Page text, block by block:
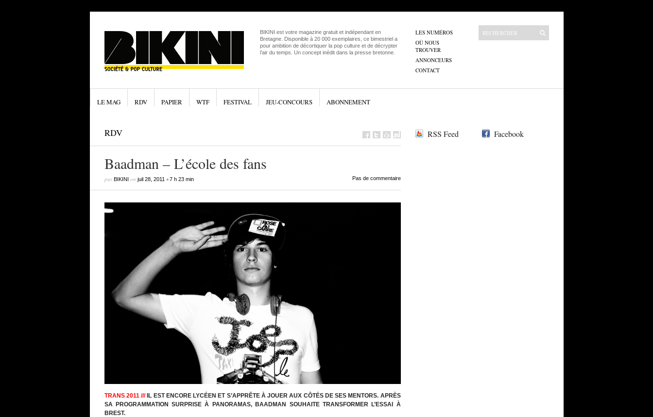
BIKINI est votre magazine gratuit et indépendant en
Bretagne. Disponible à 20 000 exemplaires, ce bimestriel a
pour ambition de décortiquer la pop culture et de décrypter
l’air du temps. Un concept inédit dans la presse bretonne.
LES NUMÉROS
OÙ NOUS
TROUVER
ANNONCEURS
CONTACT
LE MAG RDV PAPIER WTF FESTIVAL JEU-CONCOURS ABONNEMENT
RDV
Baadman – L’école des fans
parBIKINI on juil 28, 2011•7 h 23 min Pas de commentaire
TRANS 2011 ///IL EST ENCORE LYCÉEN ET S’APPRÊTE À JOUER AUX CÔTÉS DE SES MENTORS. APRÈS
SA PROGRAMMATION SURPRISE À PANORAMAS, BAADMAN SOUHAITE TRANSFORMER L’ESSAI À
BREST.
RSS Feed Facebook